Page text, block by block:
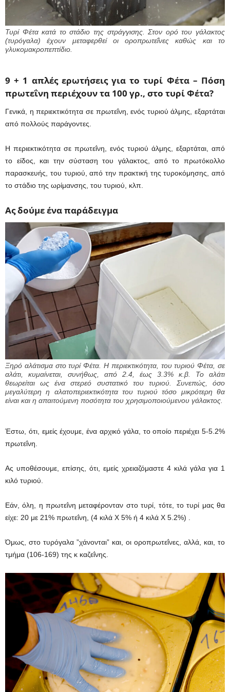
Τυρί Φέτα κατά το στάδιο της στράγγισης. Στον ορό του γάλακτος
(τυρόγαλα) έχουν μεταφερθεί οι οροπρωτεΐνες καθώς και το
γλυκομακροπεπτίδιο.
9 + 1 απλές ερωτήσεις για το τυρί Φέτα – Πόση
πρωτεΐνη περιέχουν τα 100 γρ., στο τυρί Φέτα?
Γενικά, η περιεκτικότητα σε πρωτεΐνη, ενός τυριού άλμης, εξαρτάται
από πολλούς παράγοντες.
H περιεκτικότητα σε πρωτεΐνη, ενός τυριού άλμης, εξαρτάται, από
το είδος, και την σύσταση του γάλακτος, από το πρωτόκολλο
παρασκευής, του τυριού, από την πρακτική της τυροκόμησης, από
το στάδιο της ωρίμανσης, του τυριού, κλπ.
Ας δούμε ένα παράδειγμα
Ξηρό αλάτισμα στο τυρί Φέτα. Η περιεκτικότητα, του τυριού Φέτα, σε
αλάτι, κυμαίνεται, συνήθως, από 2.4, έως 3.3% κ.β. Το αλάτι
θεωρείται ως ένα στερεό συστατικό του τυριού. Συνεπώς, όσο
μεγαλύτερη η αλατοπεριεκτικότητα του τυριού τόσο μικρότερη θα
είναι και η απαιτούμενη ποσότητα του χρησιμοποιούμενου γάλακτος.
Έστω, ότι, εμείς έχουμε, ένα αρχικό γάλα, το οποίο περιέχει 5-5.2%
πρωτεΐνη.
Ας υποθέσουμε, επίσης, ότι, εμείς χρειαζόμαστε 4 κιλά γάλα για 1
κιλό τυριού.
Εάν, όλη, η πρωτεΐνη μεταφέρονταν στο τυρί, τότε, το τυρί μας θα
είχε: 20 με 21% πρωτεΐνη, (4 κιλά Χ 5% ή 4 κιλά Χ 5.2%) .
Όμως, στο τυρόγαλα ”χάνονται” και, οι οροπρωτεΐνες, αλλά, και, το
τμήμα (106-169) της κ καζεΐνης.